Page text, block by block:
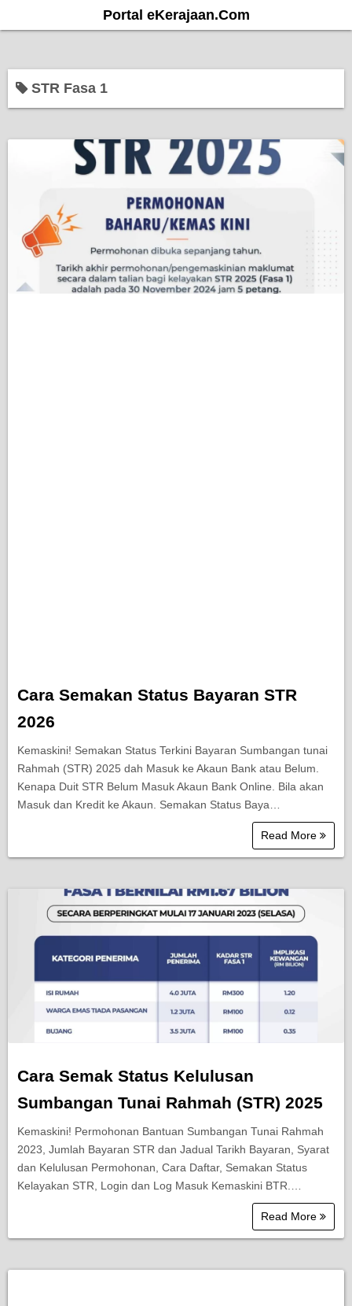
k
Portal eKerajaan.Com
STR Fasa 1
Cara Semakan Status Bayaran STR
2026
Kemaskini! Semakan Status Terkini Bayaran Sumbangan tunai
Rahmah (STR) 2025 dah Masuk ke Akaun Bank atau Belum.
Kenapa Duit STR Belum Masuk Akaun Bank Online. Bila akan
Masuk dan Kredit ke Akaun. Semakan Status Baya…
Read More
Cara Semak Status Kelulusan
Sumbangan Tunai Rahmah (STR) 2025
Kemaskini! Permohonan Bantuan Sumbangan Tunai Rahmah
2023, Jumlah Bayaran STR dan Jadual Tarikh Bayaran, Syarat
dan Kelulusan Permohonan, Cara Daftar, Semakan Status
Kelayakan STR, Login dan Log Masuk Kemaskini BTR.…
Read More